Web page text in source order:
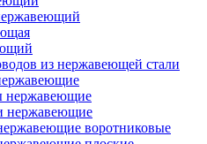
из нержавеющей стали
нержавеющие
нержавеющие
воротниковые